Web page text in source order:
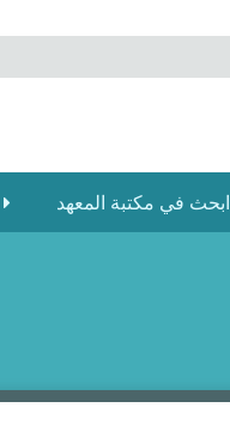
ابحث في مكتبة المعهد